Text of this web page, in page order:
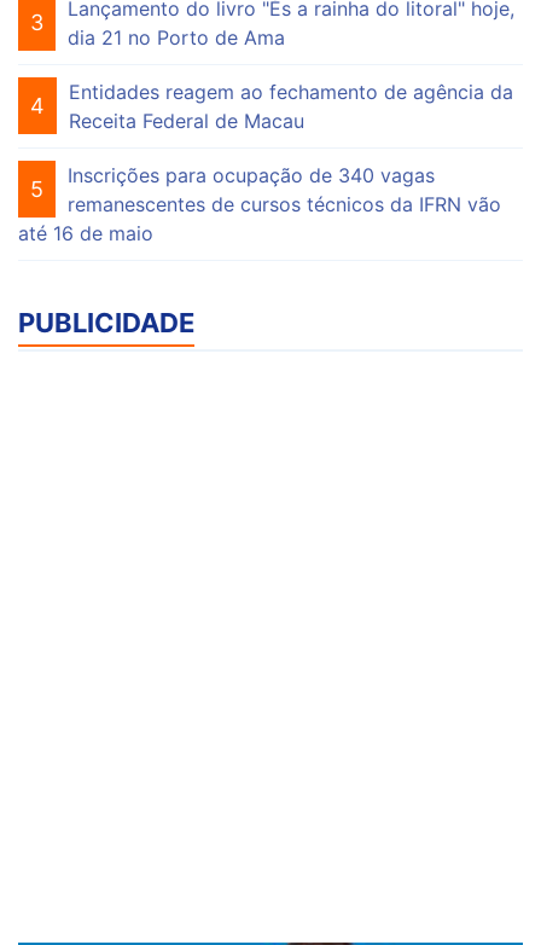
3
Lançamento do livro "És a rainha do litoral" hoje,
dia 21 no Porto de Ama
4
Entidades reagem ao fechamento de agência da
Receita Federal de Macau
5
Inscrições para ocupação de 340 vagas
remanescentes de cursos técnicos da IFRN vão
até 16 de maio
PUBLICIDADE